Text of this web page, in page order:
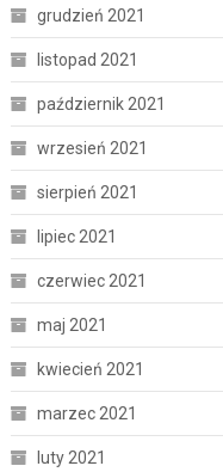
grudzień 2021
listopad 2021
październik 2021
wrzesień 2021
sierpień 2021
lipiec 2021
czerwiec 2021
maj 2021
kwiecień 2021
marzec 2021
luty 2021